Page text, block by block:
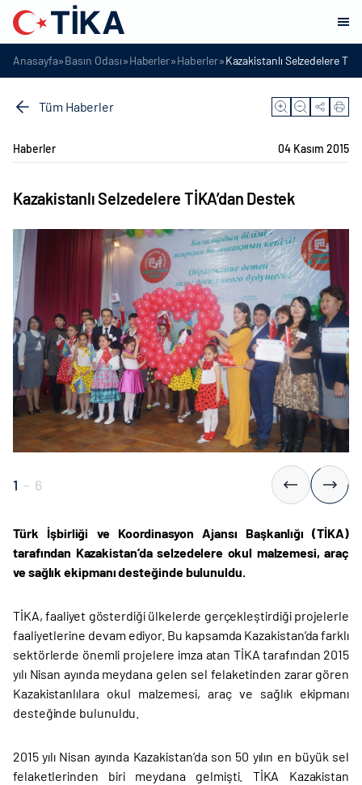
Anasayfa»Basın Odası»Haberler»Haberler»Kazakistanlı Selzedelere
Tüm Haberler
Haberler 04 Kasım 2015
Kazakistanlı Selzedelere TİKA’dan Destek
1 - 6
Türk İşbirliği ve Koordinasyon Ajansı Başkanlığı (TİKA)
tarafından Kazakistan’da selzedelere okul malzemesi, araç
ve sağlık ekipmanı desteğinde bulunuldu.
TİKA, faaliyet gösterdiği ülkelerde gerçekleştirdiği projelerle
faaliyetlerine devam ediyor. Bu kapsamda Kazakistan’da farklı
sektörlerde önemli projelere imza atan TİKA tarafından 2015
yılı Nisan ayında meydana gelen sel felaketinden zarar gören
Kazakistanlılara okul malzemesi, araç ve sağlık ekipmanı
desteğinde bulunuldu.
2015 yılı Nisan ayında Kazakistan’da son 50 yılın en büyük sel
felaketlerinden biri meydana gelmişti. TİKA Kazakistan